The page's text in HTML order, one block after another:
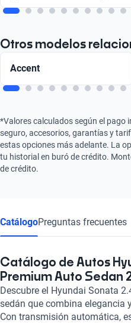
Otros modelos
Accent
*Valores calculados según el pago
seguro, accesorios, garantías y
estas opciones más adelante. La
tu historial en buró de crédito.
de crédito.
CatálogoPreguntas frecuentes
Catálogo de Autos
Premium Auto Sedan
Descubre el Hyundai Sonata
sedán que combina elegancia
Con transmisión automática,